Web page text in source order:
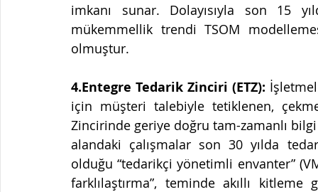
imkanı sunar. Dolayısıyla son 15
mükemmellik trendi TSOM
olmuştur.
4.Entegre Tedarik Zinciri (ETZ):
için müşteri talebiyle tetiklenen,
Zincirinde geriye doğru tam-zamanlı
alandaki çalışmalar son 30 yılda
olduğu “tedarikçi yönetimli envanter”
farklılaştırma”, teminde akıllı